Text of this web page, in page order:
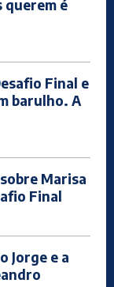
querem é
Final e
barulho. A
Marisa
Final
Jorge e a